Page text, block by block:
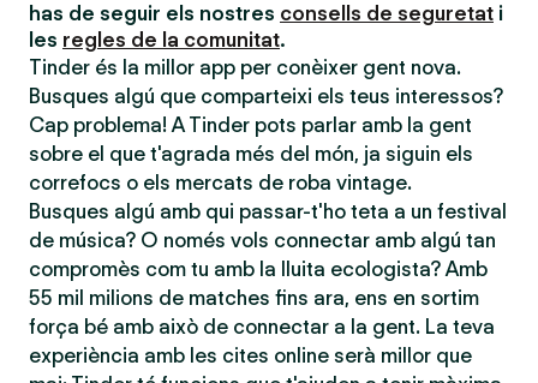
has de seguir els nostres consells de seguretat i
les regles de la comunitat.
Tinder és la millor app per conèixer gent nova.
Busques algú que comparteixi els teus interessos?
Cap problema! A Tinder pots parlar amb la gent
sobre el que t'agrada més del món, ja siguin els
correfocs o els mercats de roba vintage.
Busques algú amb qui passar-t'ho teta a un festival
de música? O només vols connectar amb algú tan
compromès com tu amb la lluita ecologista? Amb
55 mil milions de matches fins ara, ens en sortim
força bé amb això de connectar a la gent. La teva
experiència amb les cites online serà millor que